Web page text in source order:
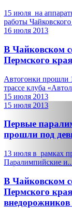
15 июля на
работы Чайковского
16 июля 2013
В Чайковском
Пермского
Автогонки прошли
трассе клуба
15 июля 2013
15 июля 2013
Первые
прошли под
13 июля в рамках
Паралимпийские
В Чайковском
Пермского
внедорожников